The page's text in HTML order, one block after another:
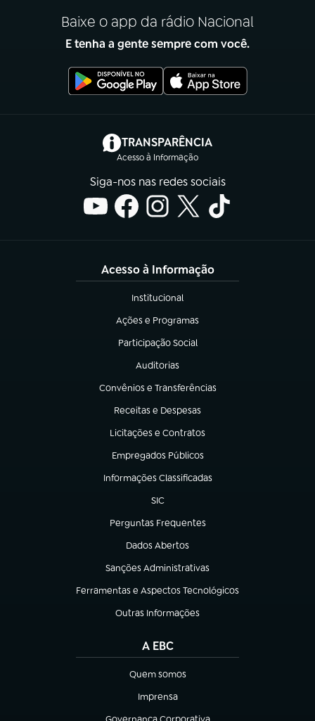
Baixe o app da rádio Nacional
E tenha a gente sempre com você.
TRANSPARÊNCIA
Acesso à Informação
(abre em nova aba)
Siga-nos nas redes sociais
Acesso à Informação
Institucional
(abre em nova aba)
Ações e Programas
(abre em nova aba)
Participação Social
(abre em nova aba)
Auditorias
(abre em nova aba)
Convênios e Transferências
(abre em nova aba)
Receitas e Despesas
(abre em nova aba)
Licitações e Contratos
(abre em nova aba)
Empregados Públicos
(abre em nova aba)
Informações Classificadas
(abre em nova aba)
SIC
(abre em nova aba)
Perguntas Frequentes
(abre em nova aba)
Dados Abertos
(abre em nova aba)
Sanções Administrativas
(abre em nova aba)
Ferramentas e Aspectos Tecnológicos
(abre em nova aba)
Outras Informações
(abre em nova aba)
A EBC
Quem somos
(abre em nova aba)
Imprensa
(abre em nova aba)